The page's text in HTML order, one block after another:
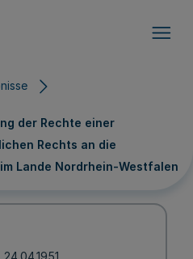
der Rechte einer
Rechts an die
Lande Nordrhein-Westfalen
24.04.1951